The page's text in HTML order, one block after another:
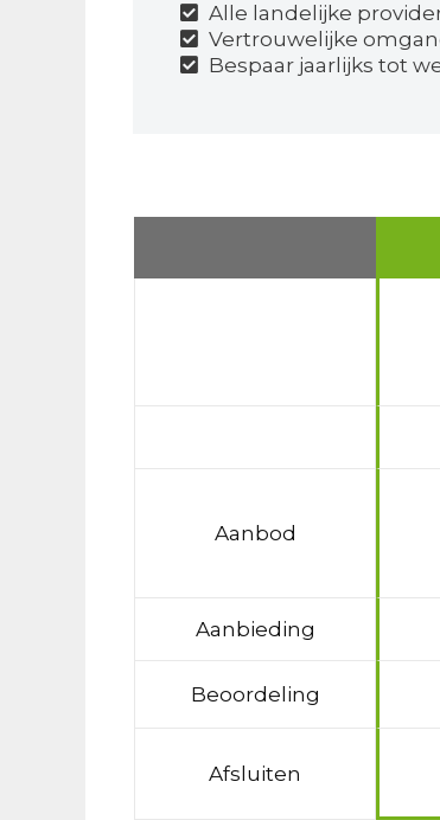
Alle landelijke
Vertrouwelijke
Bespaar jaarlijks tot
Aanbod
Aanbieding
Beoordeling
Afsluiten